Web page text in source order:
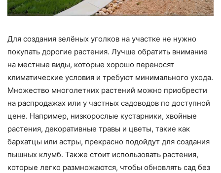
Для создания зелёных уголков на участке не нужно
покупать дорогие растения. Лучше обратить внимание
на местные виды, которые хорошо переносят
климатические условия и требуют минимального ухода.
Множество многолетних растений можно приобрести
на распродажах или у частных садоводов по доступной
цене. Например, низкорослые кустарники, хвойные
растения, декоративные травы и цветы, такие как
бархатцы или астры, прекрасно подойдут для создания
пышных клумб. Также стоит использовать растения,
которые легко размножаются, чтобы обновлять сад без